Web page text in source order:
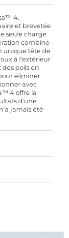
des
les 2 ans
ce
4.
et brevetée
seule charge
combine
unique tête de
à l'extérieur
poils en
éliminer
avec
4 offre la
d'une
jamais été
1 mois.
de plaque en
&